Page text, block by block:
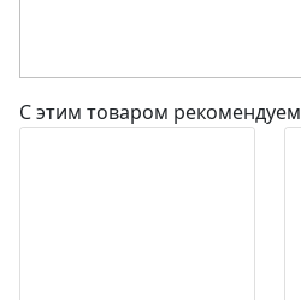
С этим товаром рекомендуем